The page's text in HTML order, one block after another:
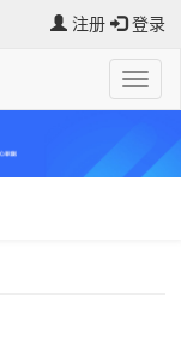
注册 登录